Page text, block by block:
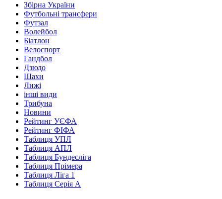
Збірна України
Футбольні трансфери
Футзал
Волейбол
Біатлон
Велоспорт
Гандбол
Дзюдо
Шахи
Лижі
інші види
Трибуна
Новини
Рейтинг УЄФА
Рейтинг ФІФА
Таблиця УПЛ
Таблиця АПЛ
Таблиця Бундесліга
Таблиця Прімера
Таблиця Ліга 1
Таблиця Серія А